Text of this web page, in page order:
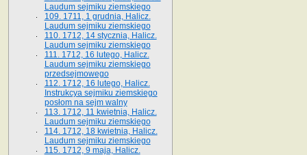
Laudum sejmiku ziemskiego
109. 1711, 1 grudnia, Halicz.
Laudum sejmiku ziemskiego
110. 1712, 14 stycznia, Halicz.
Laudum sejmiku ziemskiego
111. 1712, 16 lutego, Halicz.
Laudum sejmiku ziemskiego
przedsejmowego
112. 1712, 16 lutego, Halicz.
Instrukcya sejmiku ziemskiego
posłom na sejm walny
113. 1712, 11 kwietnia, Halicz.
Laudum sejmiku ziemskiego
114. 1712, 18 kwietnia, Halicz.
Laudum sejmiku ziemskiego
115. 1712, 9 maja, Halicz.